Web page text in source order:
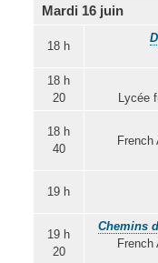
Mardi 16 juin
18 h
18 h
20
Lycée
18 h
40
French
19 h
19 h
20
Chemins
French